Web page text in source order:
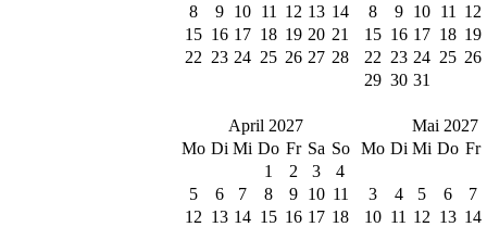
8
9 10 11 12 13 14
15 16 17 18 19 20 21
22 23 24 25 26 27 28
8
9 10 11
12
15 16 17 18 19
22 23 24 25 26
29 30 31
April 2027
Mo Di Mi Do Fr Sa So
1
2 3
4
5
6 7 8 9 10 11
12 13 14 15 16 17 18
Mai 2027
Mo Di Mi Do Fr
3 4 5 6
7
10 11 12 13 14